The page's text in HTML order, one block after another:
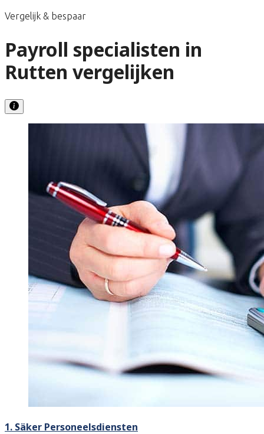
Vergelijk & bespaar
Payroll specialisten in
Rutten vergelijken
1. Säker Personeelsdiensten